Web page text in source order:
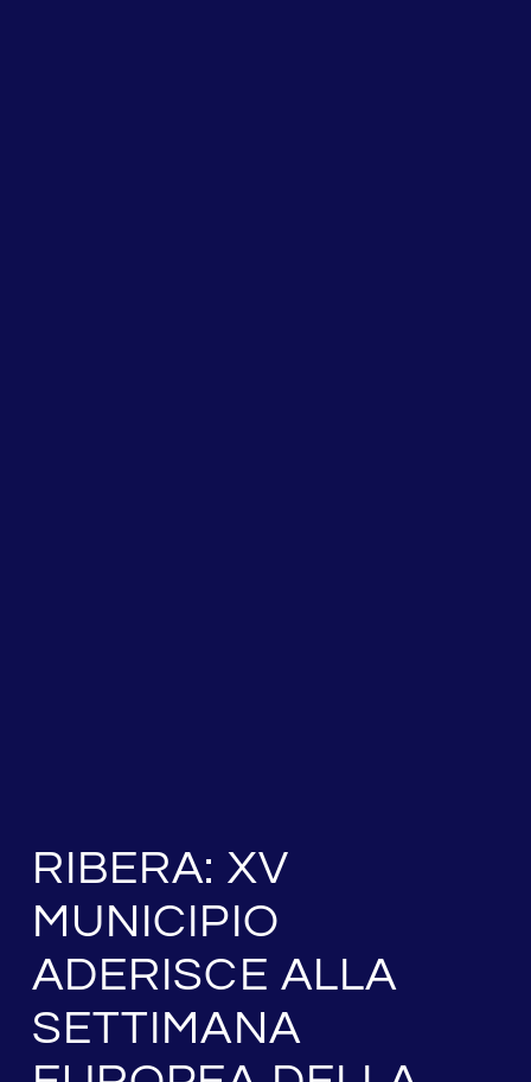
RIBERA: XV
MUNICIPIO
ADERISCE ALLA
SETTIMANA